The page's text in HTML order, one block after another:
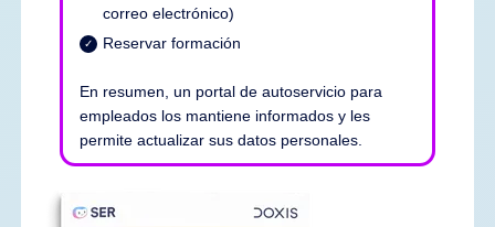
correo electrónico)
Reservar formación
En resumen, un portal de autoservicio para
empleados los mantiene informados y les
permite actualizar sus datos personales.